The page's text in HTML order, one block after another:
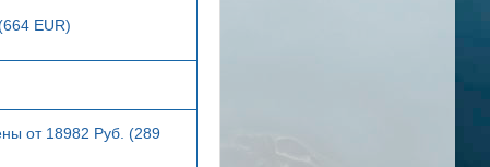
EUR)
от 18982 Руб. (289